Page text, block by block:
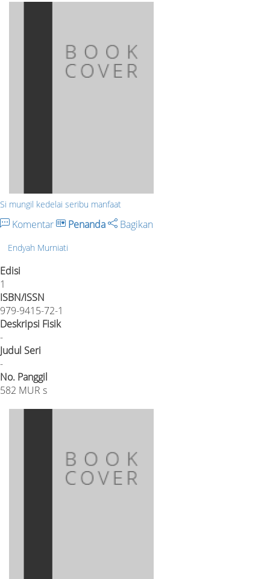
Si mungil kedelai seribu manfaat
Komentar Penanda Bagikan
Endyah Murniati
Edisi
1
ISBN/ISSN
979-9415-72-1
Deskripsi Fisik
-
Judul Seri
-
No. Panggil
582 MUR s